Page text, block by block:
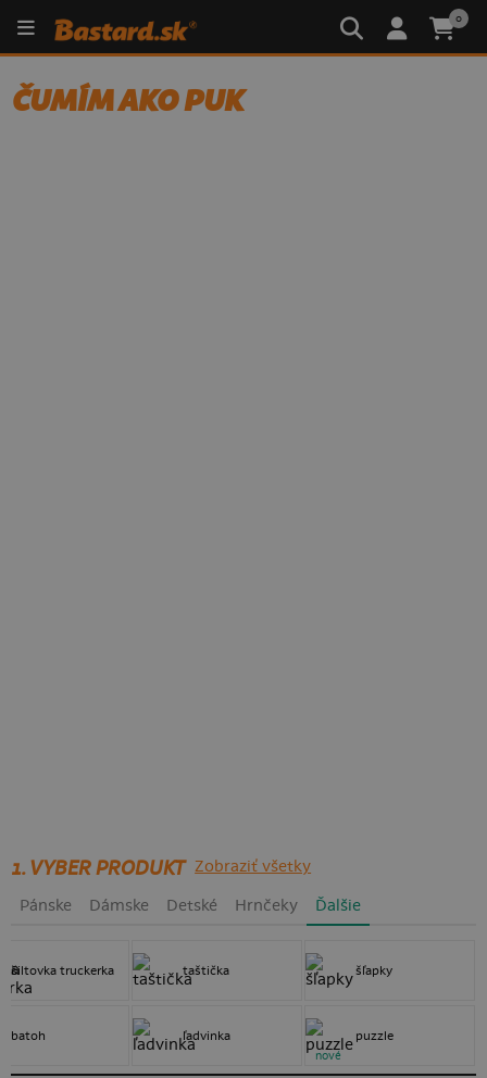
0
ČUMÍM AKO PUK
1. VYBER PRODUKT Zobraziť všetky
Pánske Dámske Detské Hrnčeky Ďalšie
šiltovka truckerka
batoh
taštička
ľadvinka
šľapky
puzzle
nové